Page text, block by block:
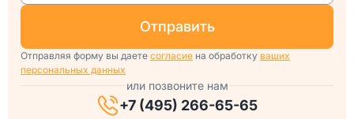
отправить
Отправляя форму вы даете согласие на обработку ваших
персональных данных
или позвоните нам
+7 (495) 266-65-65